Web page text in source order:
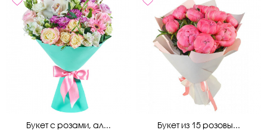
Букет с розами, ал...
Букет из 15 розовы...